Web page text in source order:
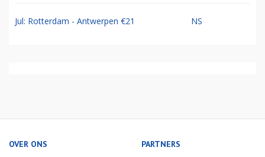
Jul: Rotterdam - Antwerpen €21 NS
OVER ONS PARTNERS